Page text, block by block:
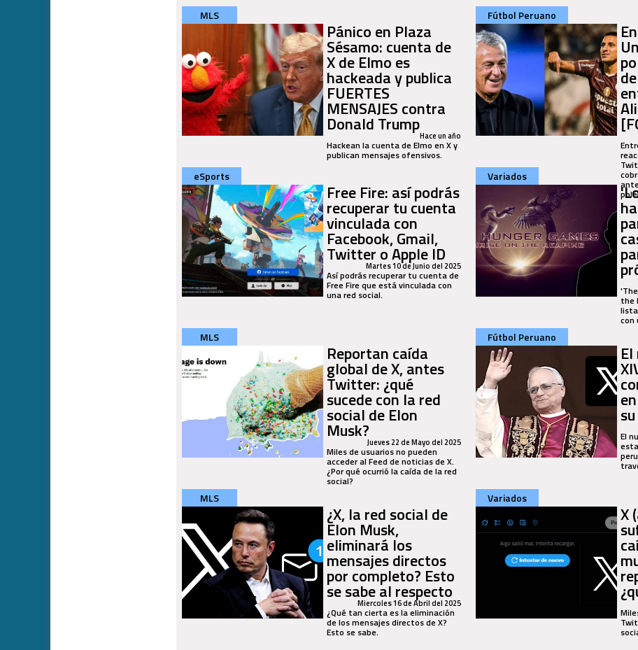
MLS
Pánico en Plaza
Sésamo: cuenta de
X de Elmo es
hackeada y publica
FUERTES
MENSAJES contra
Donald TrumpHace un año
Hackean la cuenta de Elmo en X y
publican mensajes ofensivos.
Fútbol Peruano
eSports
Free Fire: así podrás
recuperar tu cuenta
vinculada con
Facebook, Gmail,
Twitter o Apple ID
Martes 10 de Junio del 2025
Así podrás recuperar tu cuenta de
Free Fire que está vinculada con
una red social.
Variados
the
con
MLS
Reportan caída
global de X, antes
Twitter: ¿qué
sucede con la red
social de Elon
Musk?Jueves 22 de Mayo del 2025
Miles de usuarios no pueden
acceder al Feed de noticias de X.
¿Por qué ocurrió la caída de la red
social?
Fútbol Peruano
El
MLS
¿X, la red social de
Elon Musk,
eliminará los
mensajes directos
por completo? Esto
se sabe al respecto
Miercoles 16 de Abril del 2025
¿Qué tan cierta es la eliminación
de los mensajes directos de X?
Esto se sabe.
Variados
X